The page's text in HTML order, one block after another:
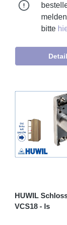
bitte
HUWIL
VCS18 - ls